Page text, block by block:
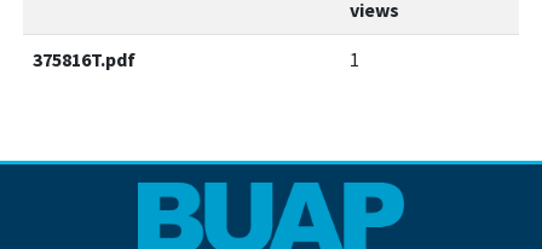
views
375816T.pdf 1